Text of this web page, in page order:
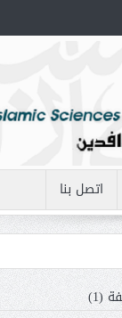
اتصل بنا
(1)